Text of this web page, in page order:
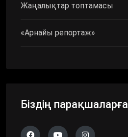
Жаңалықтар топтамасы
«Арнайы репортаж»
Біздің